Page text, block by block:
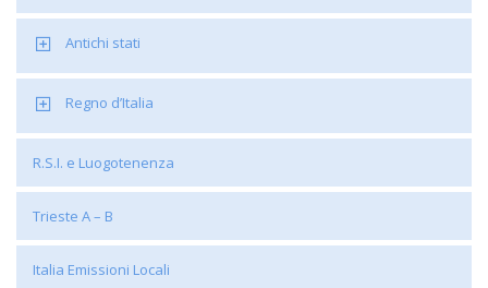
Antichi stati
Regno d’Italia
R.S.I. e Luogotenenza
Trieste A – B
Italia Emissioni Locali